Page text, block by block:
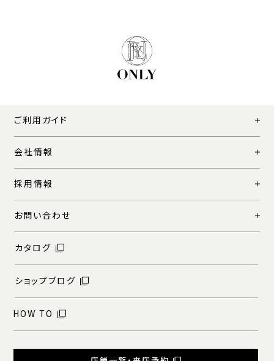
ご利用ガイド
会社情報
採用情報
お問い合わせ
カタログ
ショップブログ
HOW TO